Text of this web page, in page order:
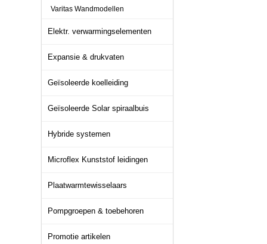
Varitas Wandmodellen
Elektr. verwarmingselementen
Expansie & drukvaten
Geïsoleerde koelleiding
Geïsoleerde Solar spiraalbuis
Hybride systemen
Microflex Kunststof leidingen
Plaatwarmtewisselaars
Pompgroepen & toebehoren
Promotie artikelen